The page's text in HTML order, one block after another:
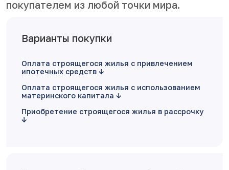
покупателем из любой точки мира.
Варианты покупки
Оплата строящегося жилья с привлечением
ипотечных средств
Оплата строящегося жилья с использованием
материнского капитала
Приобретение строящегося жилья в рассрочку